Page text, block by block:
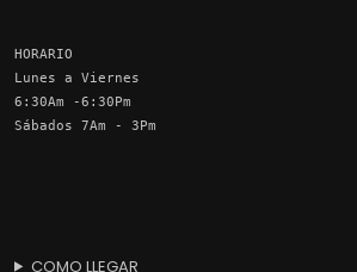
HORARIO
Lunes a Viernes
6:30Am -6:30Pm
Sábados 7Am - 3Pm
COMO LLEGAR